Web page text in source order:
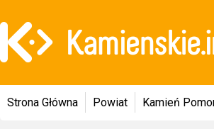
Strona Główna Powiat Kamień